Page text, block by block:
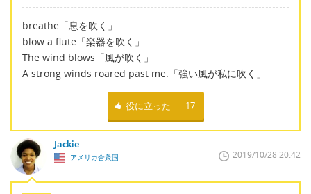
breathe「息を吹く」
blow a flute「楽器を吹く」
The wind blows「風が吹く」
A strong winds roared past me.「強い風が私に吹く」
役に立った 17
Jackie
アメリカ合衆国 2019/10/28 20:42